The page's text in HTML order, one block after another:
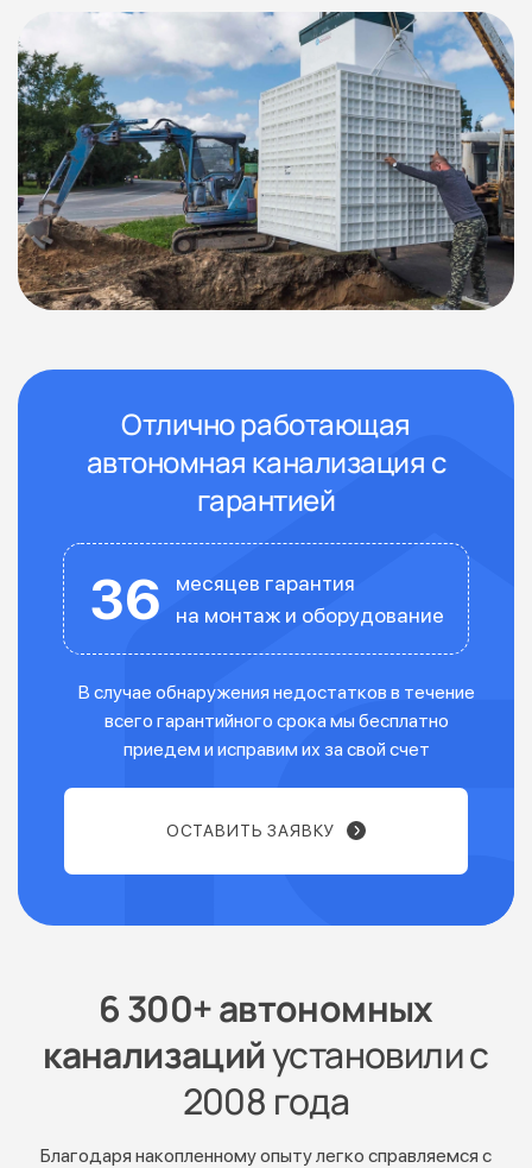
Отлично работающая
автономная канализация с
гарантией
36
месяцев гарантия
на монтаж и оборудование
В случае обнаружения недостатков в течение
всего гарантийного срока мы бесплатно
приедем и исправим их за свой счет
ОСТАВИТЬ ЗАЯВКУ
6 300+ автономных
канализацийустановили с
2008 года
Благодаря накопленному опыту легко справляемся с